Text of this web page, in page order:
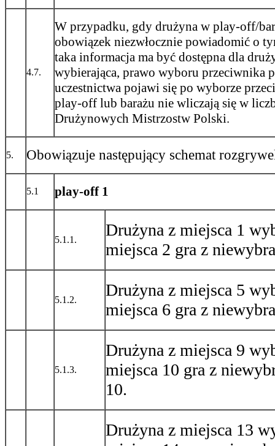
4.7.
W przypadku, gdy drużyna w play-off/
obowiązek niezwłocznie powiadomić o
taka informacja ma być dostępna dla
wybierająca, prawo wyboru przeciwnika
uczestnictwa pojawi się po wyborze
play-off lub barażu nie wliczają się w
Drużynowych Mistrzostw Polski.
5. Obowiązuje następujący schemat
5.1 play-off 1
5.1.1.
Drużyna z miejsca 1
miejsca 2 gra z
5.1.2.
Drużyna z miejsca 5
miejsca 6 gra z
5.1.3.
Drużyna z miejsca 9
miejsca 10 gra z
10.
Drużyna z miejsca 13